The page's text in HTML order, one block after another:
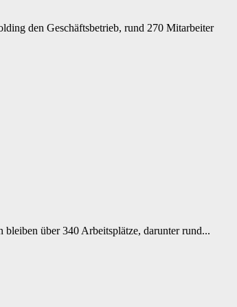
den Geschäftsbetrieb, rund 270 Mitarbeiter
über 340 Arbeitsplätze, darunter rund...